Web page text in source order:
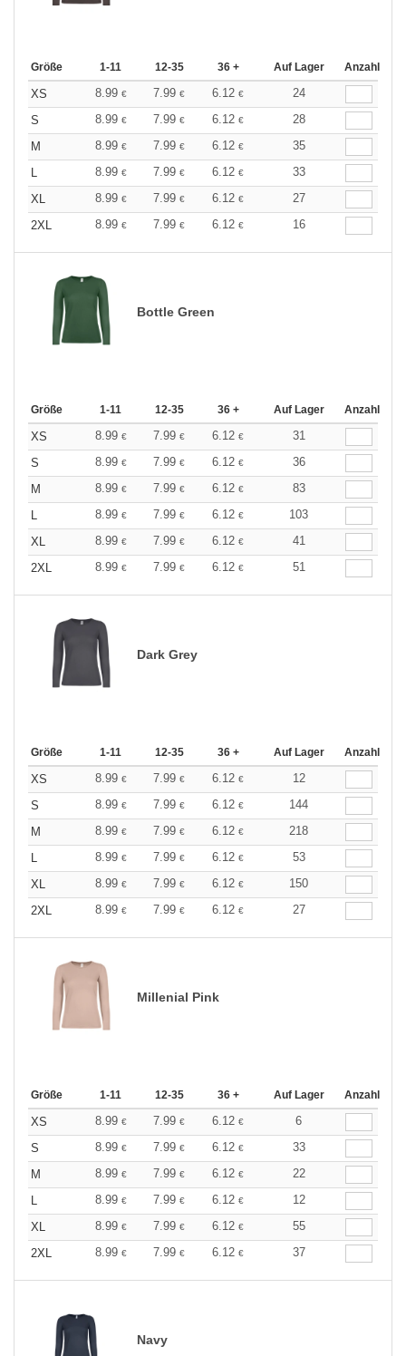
Größe 1-11 12-35 36 + Auf Lager Anzahl
XS 8.99 € 7.99 € 6.12 €
24
S
8.99 € 7.99 € 6.12 €
28
M
8.99 € 7.99 € 6.12 €
35
L
8.99 € 7.99 € 6.12 €
33
XL
8.99 € 7.99 € 6.12 €
27
2XL
8.99 € 7.99 € 6.12 € 16
Bottle Green
Größe 1-11 12-35 36 + Auf Lager Anzahl
XS 8.99 € 7.99 € 6.12 €
31
S
8.99 € 7.99 € 6.12 €
36
M
8.99 € 7.99 € 6.12 €
83
L
8.99 € 7.99 € 6.12 €
103
XL
8.99 € 7.99 € 6.12 €
41
2XL
8.99 € 7.99 € 6.12 € 51
Dark Grey
Größe 1-11 12-35 36 + Auf Lager Anzahl
XS 8.99 € 7.99 € 6.12 €
12
S
8.99 € 7.99 € 6.12 €
144
M
8.99 € 7.99 € 6.12 €
218
L
8.99 € 7.99 € 6.12 €
53
XL
8.99 € 7.99 € 6.12 €
150
2XL
8.99 € 7.99 € 6.12 € 27
Millenial Pink
Größe 1-11 12-35 36 + Auf Lager Anzahl
XS 8.99 € 7.99 € 6.12 €
6
S
8.99 € 7.99 € 6.12 €
33
M
8.99 € 7.99 € 6.12 €
22
L
8.99 € 7.99 € 6.12 €
12
XL
8.99 € 7.99 € 6.12 €
55
2XL
8.99 € 7.99 € 6.12 € 37
Navy